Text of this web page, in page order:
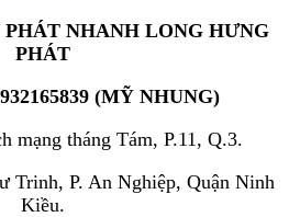
NHANH LONG HƯNG
PHÁT
(MỸ NHUNG)
mạng tháng Tám, P.11, Q.3.
Trinh, P. An Nghiệp, Quận Ninh
Kiều.